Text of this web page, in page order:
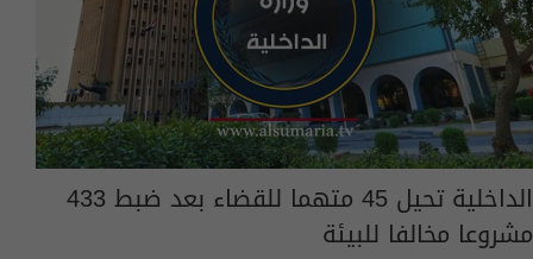
الداخلية تحيل 45 متهما للقضاء بعد ضبط 433
مشروعا مخالفا للبيئة